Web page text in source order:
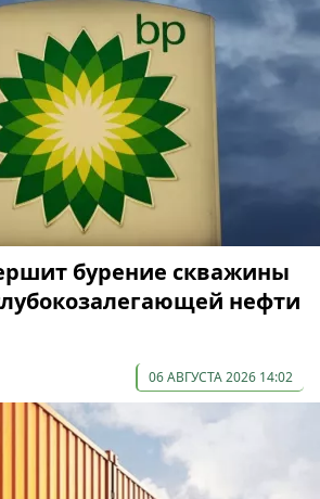
бурение скважины
нефти
06 АВГУСТА 2026 14:02